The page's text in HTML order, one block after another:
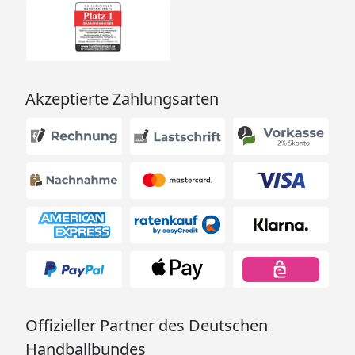
Akzeptierte Zahlungsarten
Offizieller Partner des Deutschen
Handballbundes